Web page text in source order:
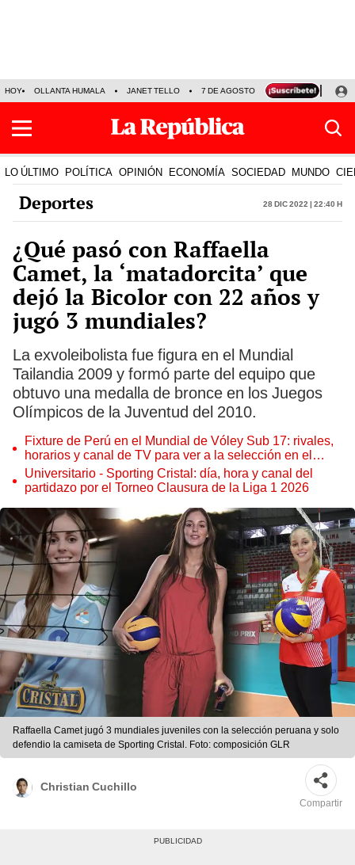
HOY OLLANTA HUMALA JANET TELLO 7 DE AGOSTO TINKA RESULTADOS
LO ÚLTIMO POLÍTICA OPINIÓN ECONOMÍA SOCIEDAD MUNDO
Deportes 28 Dic 2022 | 22:40 h
¿Qué pasó con Raffaella
Camet, la ‘matadorcita’ que
dejó la Bicolor con 22 años y
jugó 3 mundiales?
La exvoleibolista fue figura en el Mundial
Tailandia 2009 y formó parte del equipo que
obtuvo una medalla de bronce en los Juegos
Olímpicos de la Juventud del 2010.
Fixture de Perú en el Mundial de Vóley Sub 17: rivales,
horarios y canal de TV para ver a la selección en el
torneo
Universitario - Sporting Cristal: día, hora y canal del
partidazo por el Torneo Clausura de la Liga 1 2026
Raffaella Camet jugó 3 mundiales juveniles con la selección peruana y solo
defendio la camiseta de Sporting Cristal. Foto: composición GLR
Christian Cuchillo
Compartir